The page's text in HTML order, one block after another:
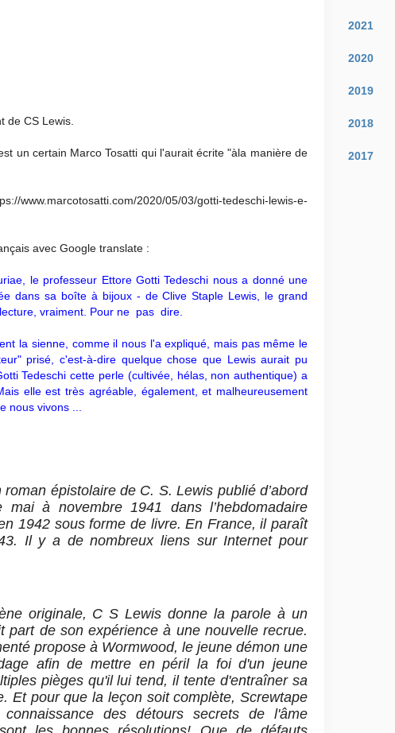
de CS Lewis.
un certain Marco Tosatti qui l'aurait écrite "àla manière de
www.marcotosatti.com/2020/05/03/gotti-tedeschi-lewis-e-
avec Google translate :
le professeur Ettore Gotti Tedeschi nous a donné une
dans sa boîte à bijoux - de Clive Staple Lewis, le grand
vraiment. Pour ne pas dire.
la sienne, comme il nous l'a expliqué, mais pas même le
prisé, c'est-à-dire quelque chose que Lewis aurait pu
Tedeschi cette perle (cultivée, hélas, non authentique) a
elle est très agréable, également, et malheureusement
nous vivons ...
épistolaire de C. S. Lewis publié d’abord
à novembre 1941 dans l’hebdomadaire
1942 sous forme de livre. En France, il paraît
Il y a de nombreux liens sur Internet pour
originale, C S Lewis donne la parole à un
part de son expérience à une nouvelle recrue.
propose à Wormwood, le jeune démon une
afin de mettre en péril la foi d'un jeune
pièges qu'il lui tend, il tente d'entraîner sa
Et pour que la leçon soit complète, Screwtape
des détours secrets de l'âme
2021
2020
2019
2018
2017